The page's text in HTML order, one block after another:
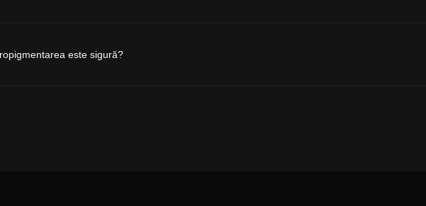
este sigură?